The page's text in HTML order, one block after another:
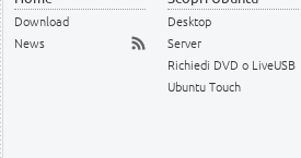
Download
News
Desktop
Server
Richiedi DVD o LiveUSB
Ubuntu Touch